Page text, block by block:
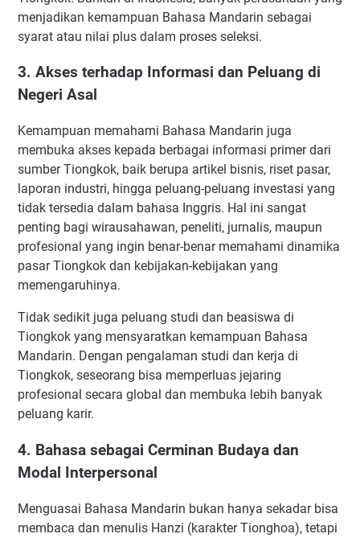
menjadikan kemampuan Bahasa Mandarin sebagai
syarat atau nilai plus dalam proses seleksi.
3. Akses terhadap Informasi dan Peluang di
Negeri Asal
Kemampuan memahami Bahasa Mandarin juga
membuka akses kepada berbagai informasi primer dari
sumber Tiongkok, baik berupa artikel bisnis, riset pasar,
laporan industri, hingga peluang-peluang investasi yang
tidak tersedia dalam bahasa Inggris. Hal ini sangat
penting bagi wirausahawan, peneliti, jurnalis, maupun
profesional yang ingin benar-benar memahami dinamika
pasar Tiongkok dan kebijakan-kebijakan yang
memengaruhinya.
Tidak sedikit juga peluang studi dan beasiswa di
Tiongkok yang mensyaratkan kemampuan Bahasa
Mandarin. Dengan pengalaman studi dan kerja di
Tiongkok, seseorang bisa memperluas jejaring
profesional secara global dan membuka lebih banyak
peluang karir.
4. Bahasa sebagai Cerminan Budaya dan
Modal Interpersonal
Menguasai Bahasa Mandarin bukan hanya sekadar bisa
membaca dan menulis Hanzi (karakter Tionghoa), tetapi